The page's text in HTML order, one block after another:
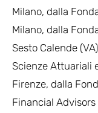
Milano, dalla
Milano, dalla
Sesto Calende
Scienze Attuariali
Firenze, dalla
Financial Advisors